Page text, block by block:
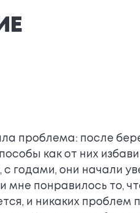
проблема: после
как от них
годами, они начали
мне понравилось то,
и никаких проблем